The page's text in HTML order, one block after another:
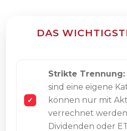
DAS
Strikte Trennung:
sind eine eigene
können nur mit
verrechnet
Dividenden oder